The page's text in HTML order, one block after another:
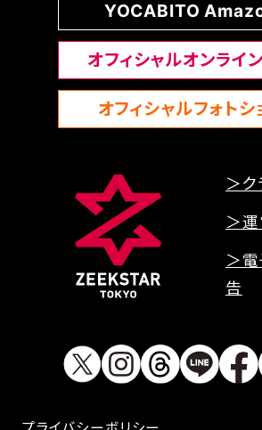
YOCABITO
オフィシャルオンライ
オフィシャルフォトシ
＞ク
＞
＞
告